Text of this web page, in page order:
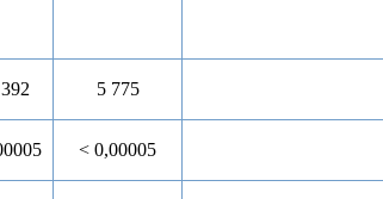
5 775
< 0,00005